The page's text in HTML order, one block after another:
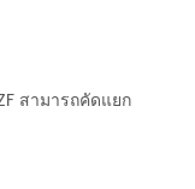
สามารถคัดแยก